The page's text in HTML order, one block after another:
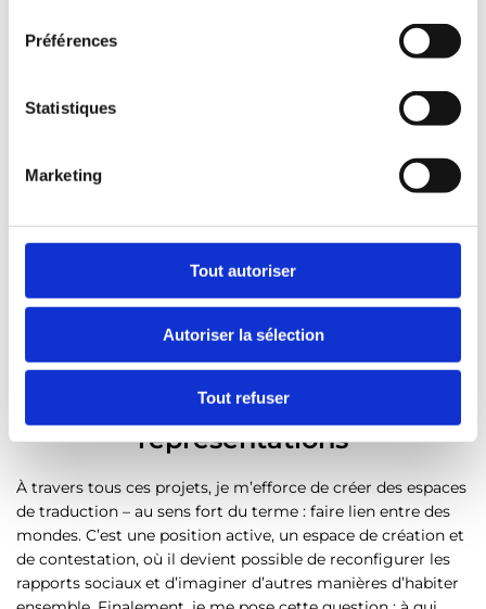
m
n
Préférences
Statistiques
Marketing
Tout autoriser
Autoriser la sélection
Tout refuser
© Amira Louadah et Yanis Kheloufi
Repenser les récits et les
représentations
À travers tous ces projets, je m’efforce de créer des espaces
de traduction – au sens fort du terme : faire lien entre des
mondes. C’est une position active, un espace de création et
de contestation, où il devient possible de reconfigurer les
rapports sociaux et d’imaginer d’autres manières d’habiter